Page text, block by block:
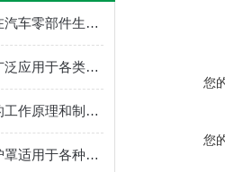
冲压废料排屑机在汽车零部件生产过程中的作用
冲压废料排屑机广泛应用于各类数控机床加工中心
阻燃风琴防护罩的工作原理和制作方法为你介绍
直线导轨风琴防护罩适用于各种运动轨迹和速度的直线导轨
您
您